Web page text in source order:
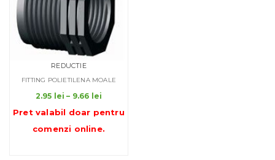
REDUCTIE
FITTING POLIETILENA MOALE
2.95 lei – 9.66 lei
prețuri:
2.95 lei
Pret valabil doar pentru
comenzi online.